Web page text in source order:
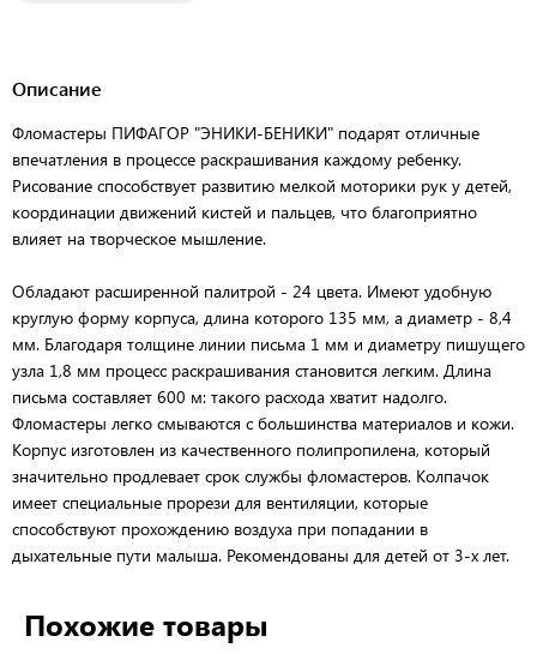
Описание
Фломастеры ПИФАГОР "ЭНИКИ-БЕНИКИ" подарят отличные
впечатления в процессе раскрашивания каждому ребенку.
Рисование способствует развитию мелкой моторики рук у детей,
координации движений кистей и пальцев, что благоприятно
влияет на творческое мышление.
Обладают расширенной палитрой - 24 цвета. Имеют удобную
круглую форму корпуса, длина которого 135 мм, а диаметр - 8,4
мм. Благодаря толщине линии письма 1 мм и диаметру пишущего
узла 1,8 мм процесс раскрашивания становится легким. Длина
письма составляет 600 м: такого расхода хватит надолго.
Фломастеры легко смываются с большинства материалов и кожи.
Корпус изготовлен из качественного полипропилена, который
значительно продлевает срок службы фломастеров. Колпачок
имеет специальные прорези для вентиляции, которые
способствуют прохождению воздуха при попадании в
дыхательные пути малыша. Рекомендованы для детей от 3-х лет.
Похожие товары